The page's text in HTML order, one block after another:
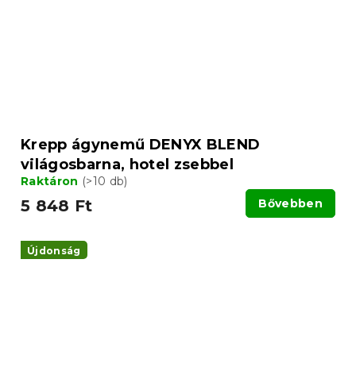
Krepp ágynemű DENYX BLEND
világosbarna, hotel zsebbel
Raktáron (>10 db)
5 848 Ft Bővebben
Újdonság